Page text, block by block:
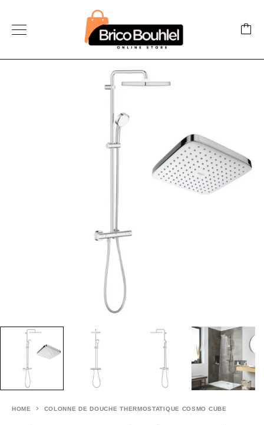
HOME COLONNE DE DOUCHE THERMOSTATIQUE COSMO CUBE